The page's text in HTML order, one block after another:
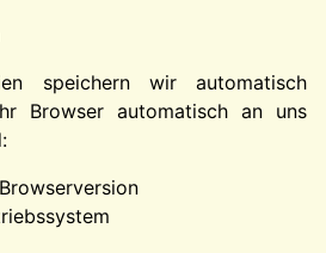
speichern wir automatisch
Browser automatisch an uns